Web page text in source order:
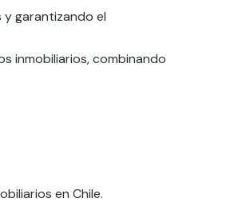
garantizando el
inmobiliarios, combinando
en Chile.